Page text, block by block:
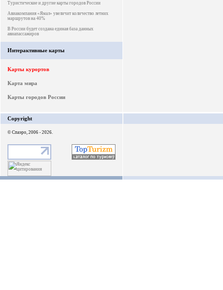
Туристические и другие карты городов России
Авиакомпания «Ямал» увеличит количество летних
маршрутов на 40%
В России будет создана единая база данных
авиапассажиров
Интерактивные карты
Карты курортов
Карта мира
Карты городов России
Copyright
© Спаэро, 2006 - 2026.